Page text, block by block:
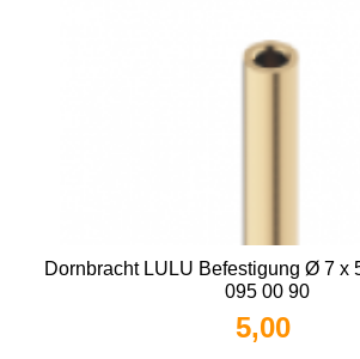
Dornbracht LULU Befestigung Ø 7 x
095 00 90
5,00 